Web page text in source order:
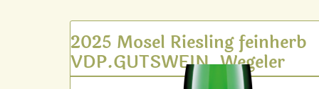
2025 Mosel Riesling feinherb
VDP.GUTSWEIN, Wegeler